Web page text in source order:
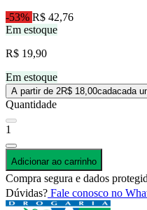
-53% R$ 42,76
Em estoque
R$ 19,90
Em estoque
A partir de 2R$ 18,00cadacada
Quantidade
1
Adicionar ao carrinho
Compra segura e dados
Dúvidas? Fale conosco no